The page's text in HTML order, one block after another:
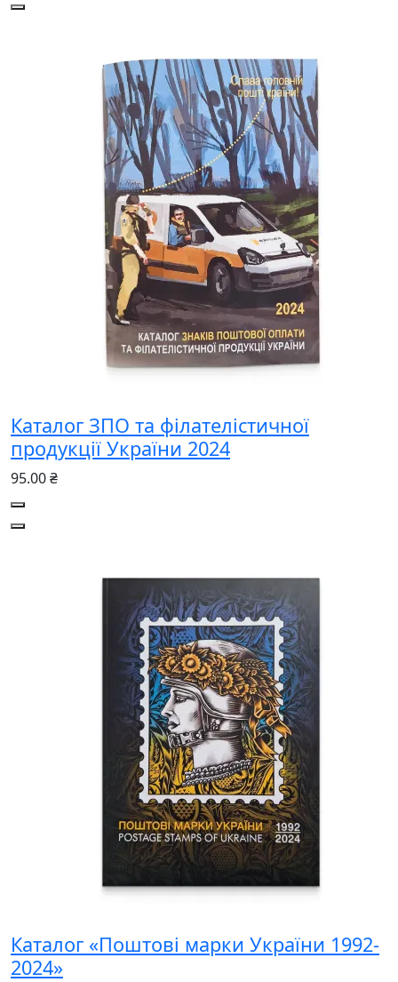
Каталог ЗПО та філателістичної
продукції України 2024
95.00 ₴
Каталог «Поштові марки України 1992-
2024»